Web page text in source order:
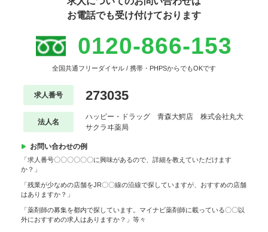
お電話でも受け付けております
0120-866-153
全国共通フリーダイヤル / 携帯・PHPSからでもOKです
求人番号 273035
法人名
ハッピー・ドラッグ 青森大鰐店 株式会社丸大
サクラヰ薬局
お問い合わせの例
「求人番号〇〇〇〇〇〇に興味があるので、詳細を教えていただけます
か？」
「残業が少なめの店舗をJR〇〇線の沿線で探していますが、おすすめの店舗
はありますか？」
「薬剤師の募集を都内で探しています。マイナビ薬剤師に載っている〇〇以
外におすすめの求人はありますか？」等々